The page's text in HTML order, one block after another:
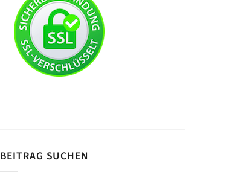
BEITRAG SUCHEN